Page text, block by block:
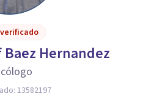
Baez Hernandez
13582197